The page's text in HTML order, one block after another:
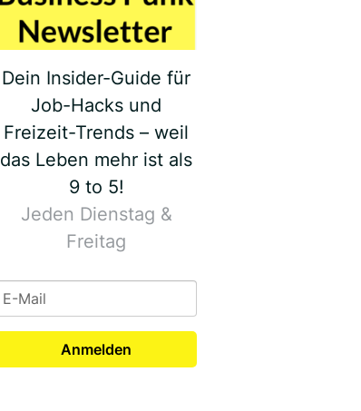
Dein Insider-Guide für
Job-Hacks und
Freizeit-Trends – weil
das Leben mehr ist als
9 to 5!
Jeden Dienstag &
Freitag
Anmelden